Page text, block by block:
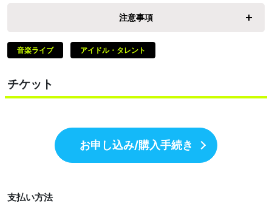
注意事項
音楽ライブ アイドル・タレント
チケット
お申し込み/購入手続き
支払い方法